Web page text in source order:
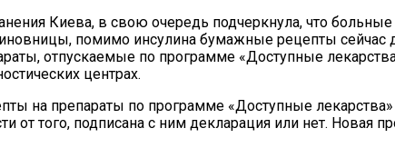
Киева, в свою очередь подчеркнула, что
помимо инсулина бумажные рецепты сейчас
отпускаемые по программе «Доступные
центрах.
на препараты по программе «Доступные
того, подписана с ним декларация или нет. Новая